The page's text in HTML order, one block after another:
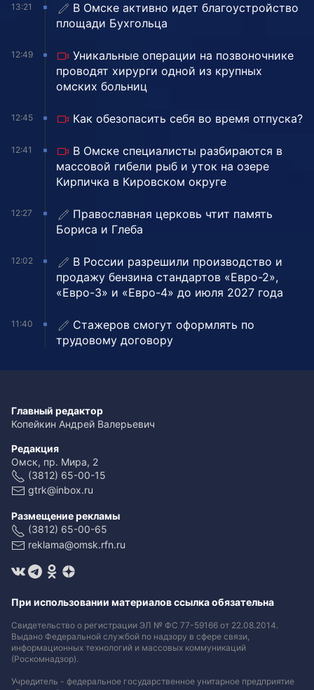
13:21
В Омске активно идет благоустройство
площади Бухгольца
12:49
Уникальные операции на позвоночнике
проводят хирурги одной из крупных
омских больниц
12:45 Как обезопасить себя во время отпуска?
12:41
В Омске специалисты разбираются в
массовой гибели рыб и уток на озере
Кирпичка в Кировском округе
12:27
Православная церковь чтит память
Бориса и Глеба
12:02
В России разрешили производство и
продажу бензина стандартов «Евро-2»,
«Евро-3» и «Евро-4» до июля 2027 года
11:40
Стажеров смогут оформлять по
трудовому договору
Главный редактор
Копейкин Андрей Валерьевич
Редакция
Омск, пр. Мира, 2
(3812) 65-00-15
gtrk@inbox.ru
Размещение рекламы
(3812) 65-00-65
reklama@omsk.rfn.ru
При использовании материалов ссылка обязательна
Свидетельство о регистрации ЭЛ № ФС 77-59166 от 22.08.2014.
Выдано Федеральной службой по надзору в сфере связи,
информационных технологий и массовых коммуникаций
(Роскомнадзор).
Учредитель - федеральное государственное унитарное предприятие